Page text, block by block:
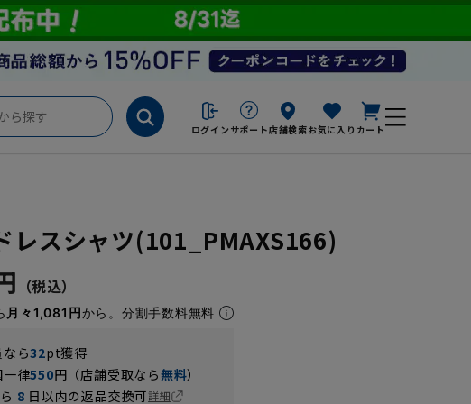
ログイン サポート店舗検索お気に入り カート
レスシャツ(101_PMAXS166)
月々1,081円から。分割手数料無料
なら32pt獲得
一律550円（店舗受取なら無料）
8 日以内の返品交換可詳細